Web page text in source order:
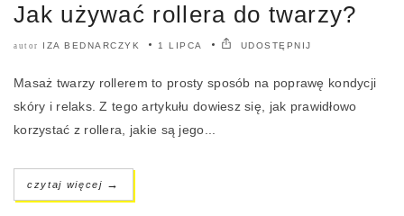
Jak używać rollera do twarzy?
autor IZA BEDNARCZYK 1 LIPCA UDOSTĘPNIJ
Masaż twarzy rollerem to prosty sposób na poprawę kondycji
skóry i relaks. Z tego artykułu dowiesz się, jak prawidłowo
korzystać z rollera, jakie są jego...
czytaj więcej →